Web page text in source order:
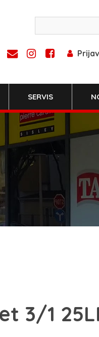
SERVIS
3/1